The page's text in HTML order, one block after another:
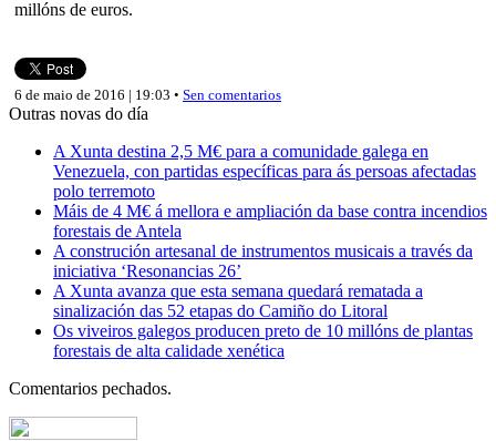
millóns de euros.
6 de maio de 2016 | 19:03 • Sen comentarios
Outras novas do día
A Xunta destina 2,5 M€ para a comunidade galega en
Venezuela, con partidas específicas para ás persoas afectadas
polo terremoto
Máis de 4 M€ á mellora e ampliación da base contra incendios
forestais de Antela
A construción artesanal de instrumentos musicais a través da
iniciativa ‘Resonancias 26’
A Xunta avanza que esta semana quedará rematada a
sinalización das 52 etapas do Camiño do Litoral
Os viveiros galegos producen preto de 10 millóns de plantas
forestais de alta calidade xenética
Comentarios pechados.